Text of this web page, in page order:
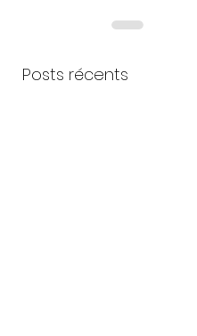
Posts récents